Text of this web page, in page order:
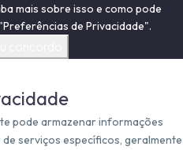
mais sobre isso e como pode
de Privacidade".
pode armazenar informações
serviços específicos, geralmente